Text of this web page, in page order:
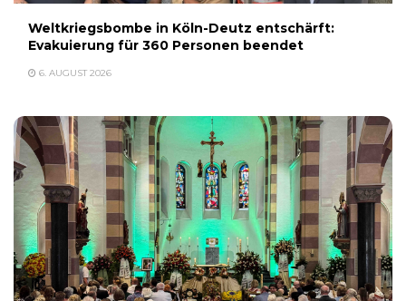
Weltkriegsbombe in Köln-Deutz entschärft:
Evakuierung für 360 Personen beendet
6. AUGUST 2026